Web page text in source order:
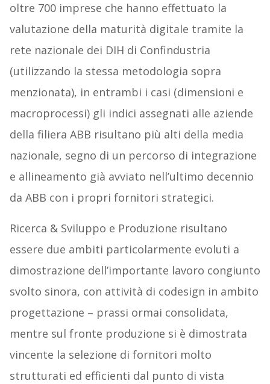
oltre 700 imprese che hanno effettuato la
valutazione della maturità digitale tramite la
rete nazionale dei DIH di Confindustria
(utilizzando la stessa metodologia sopra
menzionata), in entrambi i casi (dimensioni e
macroprocessi) gli indici assegnati alle aziende
della filiera ABB risultano più alti della media
nazionale, segno di un percorso di integrazione
e allineamento già avviato nell’ultimo decennio
da ABB con i propri fornitori strategici.
Ricerca & Sviluppo e Produzione risultano
essere due ambiti particolarmente evoluti a
dimostrazione dell’importante lavoro congiunto
svolto sinora, con attività di codesign in ambito
progettazione – prassi ormai consolidata,
mentre sul fronte produzione si è dimostrata
vincente la selezione di fornitori molto
strutturati ed efficienti dal punto di vista